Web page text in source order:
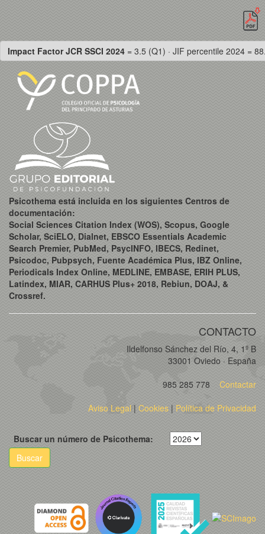
Impact Factor JCR SSCI 2024 = 3.5 (Q1) · JIF percentile 2024 =
Psicothema está incluida en los siguientes Centros de
documentación:
Social Sciences Citation Index (WOS), Scopus, Google
Scholar, SciELO, Dialnet, EBSCO Essentials Academic
Search Premier, PubMed, PsycINFO, IBECS, Redinet,
Psicodoc, Pubpsych, Fuente Académica Plus, IBZ Online,
Periodicals Index Online, MEDLINE, EMBASE, ERIH PLUS,
Latindex, MIAR, CARHUS Plus+ 2018, Rebiun, DOAJ, &
Crossref.
CONTACTO
Ildelfonso Sánchez del Río, 4, 1º B
33001 Oviedo · España
985 285 778
Contactar
Aviso Legal| Cookies | Política de Privacidad
Buscar un número de Psicothema:
Buscar